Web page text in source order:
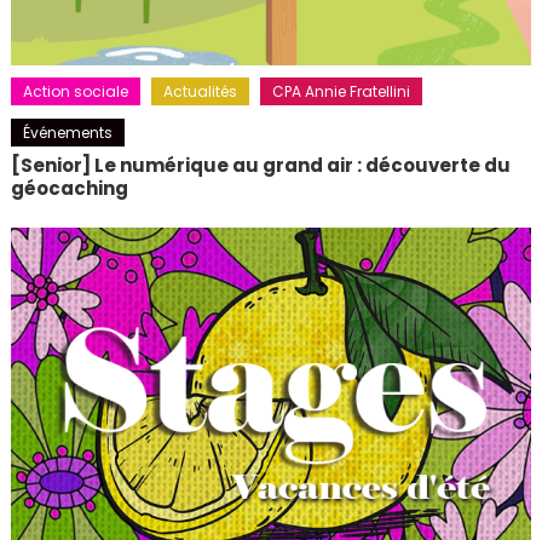
Action sociale Actualités
CPA Annie Fratellini
Événements
[Senior] Le numérique au grand air : découverte du
géocaching